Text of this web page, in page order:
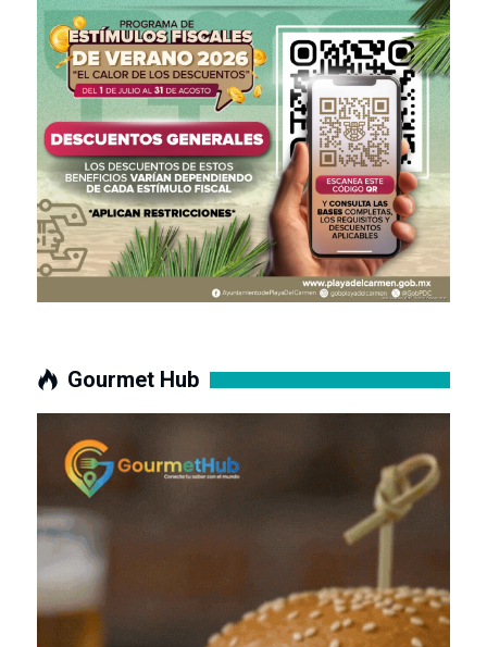
Gourmet Hub